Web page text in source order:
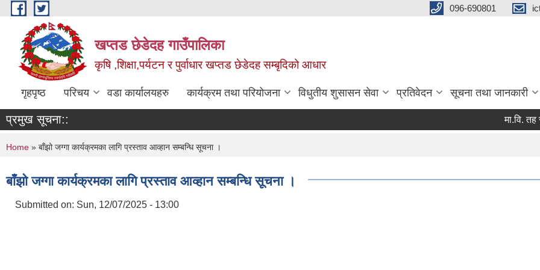
Skip to main content 096-690801
खप्तड छेडेदह गाउँपालिका
कृषि ,शिक्षा,पर्यटन र पुर्वाधार खप्तड छेडेदह सम्बृदिको आधार
गृहपृष्ठ परिचय वडा कार्यालयहरु कार्यक्रम तथा परियोजना विधुतीय शुसासन सेवा प्रतिवेदन सूचना तथा जानकारी
प्रमुख सूचना:: मा.वि. तह
You are here
Home » बाँझो जग्गा कार्यक्रमका लागि प्रस्ताव आव्हान सम्बन्धि सूचना ।
बाँझो जग्गा कार्यक्रमका लागि प्रस्ताव आव्हान सम्बन्धि सूचना ।
Submitted on: Sun, 12/07/2025 - 13:00